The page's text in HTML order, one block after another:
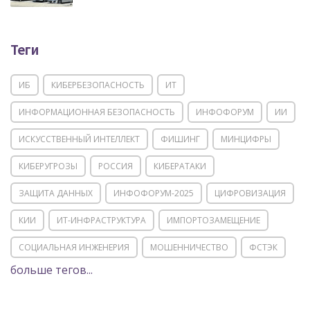
Теги
ИБ КИБЕРБЕЗОПАСНОСТЬ ИТ
ИНФОРМАЦИОННАЯ БЕЗОПАСНОСТЬ ИНФОФОРУМ ИИ
ИСКУССТВЕННЫЙ ИНТЕЛЛЕКТ ФИШИНГ МИНЦИФРЫ
КИБЕРУГРОЗЫ РОССИЯ КИБЕРАТАКИ
ЗАЩИТА ДАННЫХ ИНФОФОРУМ-2025 ЦИФРОВИЗАЦИЯ
КИИ ИТ-ИНФРАСТРУКТУРА ИМПОРТОЗАМЕЩЕНИЕ
СОЦИАЛЬНАЯ ИНЖЕНЕРИЯ МОШЕННИЧЕСТВО ФСТЭК
POSITIVE TECHNOLOGIES
больше тегов...